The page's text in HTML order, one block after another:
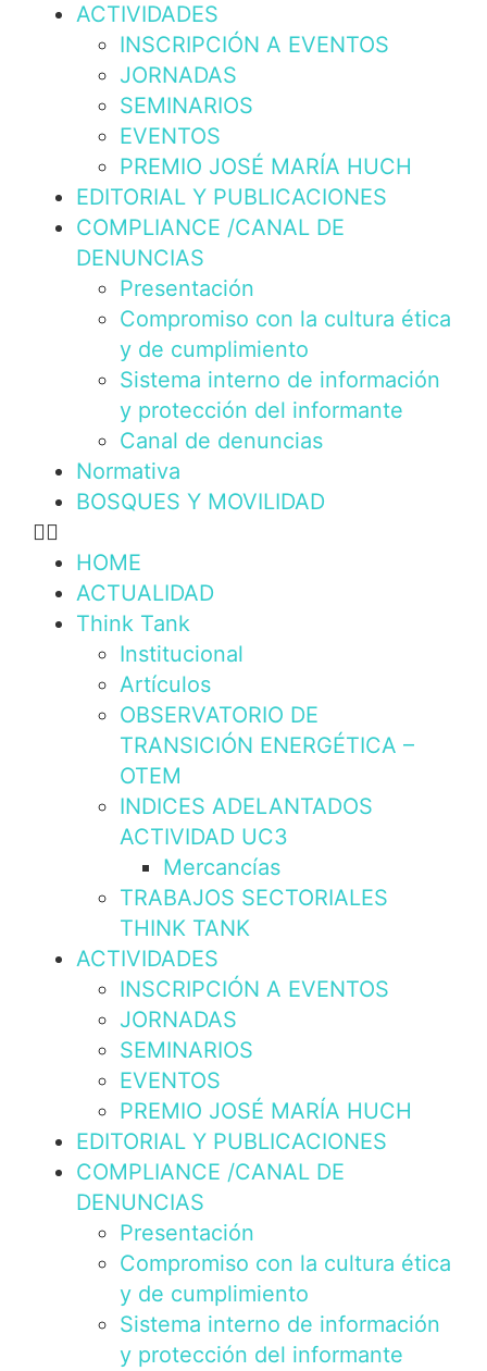
ACTIVIDADES
INSCRIPCIÓN A EVENTOS
JORNADAS
SEMINARIOS
EVENTOS
PREMIO JOSÉ MARÍA HUCH
EDITORIAL Y PUBLICACIONES
COMPLIANCE /CANAL DE
DENUNCIAS
Presentación
Compromiso con la cultura ética
y de cumplimiento
Sistema interno de información
y protección del informante
Canal de denuncias
Normativa
BOSQUES Y MOVILIDAD
HOME
ACTUALIDAD
Think Tank
Institucional
Artículos
OBSERVATORIO DE
TRANSICIÓN ENERGÉTICA –
OTEM
INDICES ADELANTADOS
ACTIVIDAD UC3
Mercancías
TRABAJOS SECTORIALES
THINK TANK
ACTIVIDADES
INSCRIPCIÓN A EVENTOS
JORNADAS
SEMINARIOS
EVENTOS
PREMIO JOSÉ MARÍA HUCH
EDITORIAL Y PUBLICACIONES
COMPLIANCE /CANAL DE
DENUNCIAS
Presentación
Compromiso con la cultura ética
y de cumplimiento
Sistema interno de información
y protección del informante